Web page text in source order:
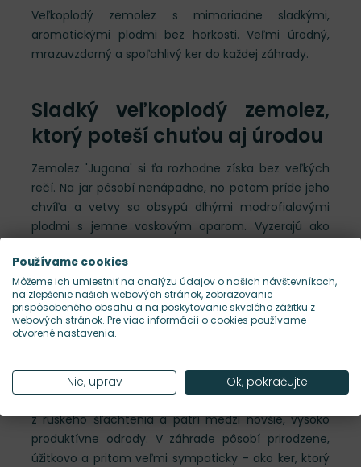
Veľkoplodý zemolez s mimoriadne sladkými,
aromatickými plodmi bez horkosti. Veľmi úrodný,
mrazuvzdorný a spoľahlivý ker do každej záhrady.
Sladký veľkoplodý zemolez,
ktorý poteší chuťou aj úrodou
Zemolez 'Jugana' si ťa rozhodne získa bez veľkých
rečí. Na jar pôsobí nenápadne, no potom príde jeho
chvíľa a vetvy sa obsypú dlhými modrofialovými
plodmi s jemne voskovým oparom. Vyzerajú ako
šťavnato a čisto, bez rušivej horkosti. Nepôsobí len
ako úžitkový ker, ale ako poctivá odmena zo záhrady
prinášajúca radosť i krásu. Je skorý, spoľahlivý a
veľmi vďačný.
odolnosť, vytrvalosť a schopnosť priniesť úrodu aj
z ruského šľachtenia a patrí medzi novšie, vysoko
produktívne odrody. V záhrade pôsobí prirodzene,
úžitkovo a pritom veľmi sympaticky – ako ker, ktorý
Používame cookies
Môžeme ich umiestniť na analýzu údajov o našich návštevníkoch,
na zlepšenie našich webových stránok, zobrazovanie
prispôsobeného obsahu a na poskytovanie skvelého zážitku z
webových stránok. Pre viac informácií o cookies používame
otvorené nastavenia.
Nie, uprav Ok, pokračujte